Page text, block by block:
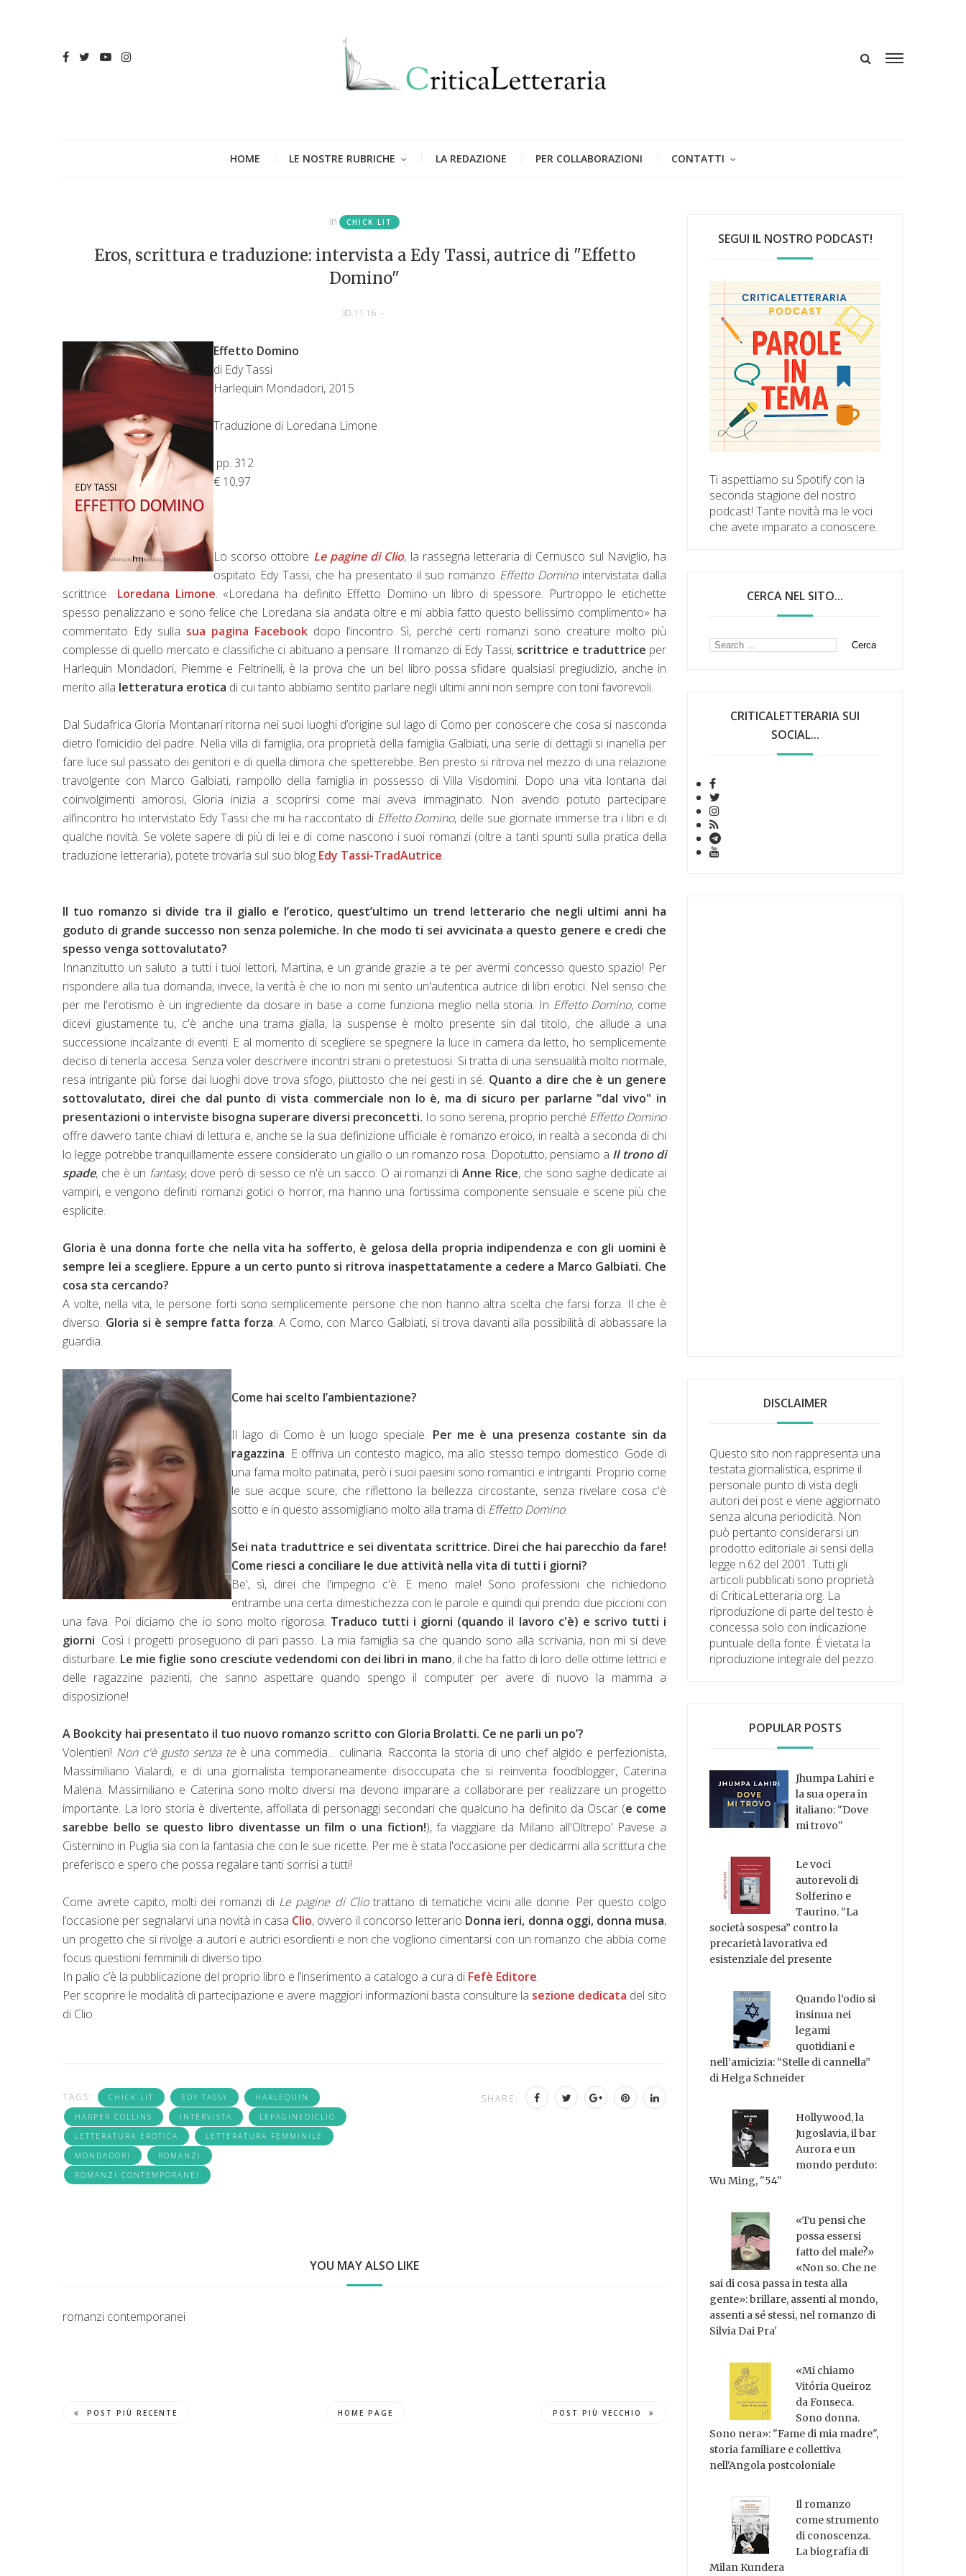
HOME LE NOSTRE RUBRICHE LA REDAZIONE PER COLLABORAZIONI CONTATTI
in CHICK LIT
Eros, scrittura e traduzione: intervista a Edy Tassi, autrice di "Effetto
Domino"
30.11.16 -
Effetto Domino
di Edy Tassi
Harlequin Mondadori, 2015
Traduzione di Loredana Limone
pp. 312
€ 10,97
Lo scorso ottobre Le pagine di Clio, la rassegna letteraria di Cernusco sul Naviglio, ha
ospitato Edy Tassi, che ha presentato il suo romanzo Effetto Dominointervistata dalla
scrittrice Loredana Limone. «Loredana ha definito Effetto Domino un libro di spessore. Purtroppo le etichette
spesso penalizzano e sono felice che Loredana sia andata oltre e mi abbia fatto questo bellissimo complimento» ha
commentato Edy sulla sua pagina Facebookdopo l’incontro. Sì, perché certi romanzi sono creature molto più
complesse di quello mercato e classifiche ci abituano a pensare. Il romanzo di Edy Tassi, scrittrice e traduttrice per
Harlequin Mondadori, Piemme e Feltrinelli, è la prova che un bel libro possa sfidare qualsiasi pregiudizio, anche in
merito alla letteratura erotica di cui tanto abbiamo sentito parlare negli ultimi anni non sempre con toni favorevoli.
Dal Sudafrica Gloria Montanari ritorna nei suoi luoghi d’origine sul lago di Como per conoscere che cosa si nasconda
dietro l’omicidio del padre. Nella villa di famiglia, ora proprietà della famiglia Galbiati, una serie di dettagli si inanella per
fare luce sul passato dei genitori e di quella dimora che spetterebbe. Ben presto si ritrova nel mezzo di una relazione
travolgente con Marco Galbiati, rampollo della famiglia in possesso di Villa Visdomini. Dopo una vita lontana dai
coinvolgimenti amorosi, Gloria inizia a scoprirsi come mai aveva immaginato. Non avendo potuto partecipare
all’incontro ho intervistato Edy Tassi che mi ha raccontato di Effetto Domino, delle sue giornate immerse tra i libri e di
qualche novità. Se volete sapere di più di lei e di come nascono i suoi romanzi (oltre a tanti spunti sulla pratica della
traduzione letteraria), potete trovarla sul suo blog Edy Tassi-TradAutrice.
Il tuo romanzo si divide tra il giallo e l’erotico, quest’ultimo un trend letterario che negli ultimi anni ha
goduto di grande successo non senza polemiche. In che modo ti sei avvicinata a questo genere e credi che
spesso venga sottovalutato?
Innanzitutto un saluto a tutti i tuoi lettori, Martina, e un grande grazie a te per avermi concesso questo spazio! Per
rispondere alla tua domanda, invece, la verità è che io non mi sento un'autentica autrice di libri erotici. Nel senso che
per me l'erotismo è un ingrediente da dosare in base a come funziona meglio nella storia. In Effetto Domino, come
dicevi giustamente tu, c'è anche una trama gialla, la suspense è molto presente sin dal titolo, che allude a una
successione incalzante di eventi. E al momento di scegliere se spegnere la luce in camera da letto, ho semplicemente
deciso di tenerla accesa. Senza voler descrivere incontri strani o pretestuosi. Si tratta di una sensualità molto normale,
resa intrigante più forse dai luoghi dove trova sfogo, piuttosto che nei gesti in sé. Quanto a dire che è un genere
sottovalutato, direi che dal punto di vista commerciale non lo è, ma di sicuro per parlarne "dal vivo" in
presentazioni o interviste bisogna superare diversi preconcetti. Io sono serena, proprio perché Effetto Domino
offre davvero tante chiavi di lettura e, anche se la sua definizione ufficiale è romanzo eroico, in realtà a seconda di chi
lo legge potrebbe tranquillamente essere considerato un giallo o un romanzo rosa. Dopotutto, pensiamo a Il trono di
spade, che è un fantasy, dove però di sesso ce n'è un sacco. O ai romanzi diAnne Rice, che sono saghe dedicate ai
vampiri, e vengono definiti romanzi gotici o horror, ma hanno una fortissima componente sensuale e scene più che
esplicite.
Gloria è una donna forte che nella vita ha sofferto, è gelosa della propria indipendenza e con gli uomini è
sempre lei a scegliere. Eppure a un certo punto si ritrova inaspettatamente a cedere a Marco Galbiati. Che
cosa sta cercando?
A volte, nella vita, le persone forti sono semplicemente persone che non hanno altra scelta che farsi forza. Il che è
diverso. Gloria si è sempre fatta forza. A Como, con Marco Galbiati, si trova davanti alla possibilità di abbassare la
guardia.
Come hai scelto l’ambientazione?
Il lago di Como è un luogo speciale. Per me è una presenza costante sin da
ragazzina. E offriva un contesto magico, ma allo stesso tempo domestico. Gode di
una fama molto patinata, però i suoi paesini sono romantici e intriganti. Proprio come
le sue acque scure, che riflettono la bellezza circostante, senza rivelare cosa c'è
sotto e in questo assomigliano molto alla trama di Effetto Domino.
Sei nata traduttrice e sei diventata scrittrice. Direi che hai parecchio da fare!
Come riesci a conciliare le due attività nella vita di tutti i giorni?
Be', sì, direi che l'impegno c'è. E meno male! Sono professioni che richiedono
entrambe una certa dimestichezza con le parole e quindi qui prendo due piccioni con
una fava. Poi diciamo che io sono molto rigorosa. Traduco tutti i giorni (quando il lavoro c'è) e scrivo tutti i
giorni. Così i progetti proseguono di pari passo. La mia famiglia sa che quando sono alla scrivania, non mi si deve
disturbare. Le mie figlie sono cresciute vedendomi con dei libri in mano, il che ha fatto di loro delle ottime lettrici e
delle ragazzine pazienti, che sanno aspettare quando spengo il computer per avere di nuovo la mamma a
disposizione!
A Bookcity hai presentato il tuo nuovo romanzo scritto con Gloria Brolatti. Ce ne parli un po’?
Volentieri! Non c'è gusto senza teè una commedia... culinaria. Racconta la storia di uno chef algido e perfezionista,
Massimiliano Vialardi, e di una giornalista temporaneamente disoccupata che si reinventa foodblogger, Caterina
Malena. Massimiliano e Caterina sono molto diversi ma devono imparare a collaborare per realizzare un progetto
importante. La loro storia è divertente, affollata di personaggi secondari che qualcuno ha definito da Oscar (e come
sarebbe bello se questo libro diventasse un film o una fiction!), fa viaggiare da Milano all'Oltrepo' Pavese a
Cisternino in Puglia sia con la fantasia che con le sue ricette. Per me è stata l'occasione per dedicarmi alla scrittura che
preferisco e spero che possa regalare tanti sorrisi a tutti!
Come avrete capito, molti dei romanzi di Le pagine di Cliotrattano di tematiche vicini alle donne. Per questo colgo
l’occasione per segnalarvi una novità in casa Clio, ovvero il concorso letterario Donna ieri, donna oggi, donna musa,
un progetto che si rivolge a autori e autrici esordienti e non che vogliono cimentarsi con un romanzo che abbia come
focus questioni femminili di diverso tipo.
In palio c’è la pubblicazione del proprio libro e l’inserimento a catalogo a cura di Fefè Editore.
Per scoprire le modalità di partecipazione e avere maggiori informazioni basta consulture la sezione dedicata del sito
di Clio.
TAGS: CHICK LIT EDY TASSY
HARLEQUIN
HARPER COLLINS
INTERVISTA
LEPAGINEDICLIO
LETTERATURA EROTICA
LETTERATURA FEMMINILE
MONDADORI
ROMANZI
ROMANZI CONTEMPORANEI
SHARE:
YOU MAY ALSO LIKE
romanzi contemporanei
POST PIÙ RECENTE HOME PAGE POST PIÙ VECCHIO
SEGUI IL NOSTRO PODCAST!
Ti aspettiamo su Spotify con la
seconda stagione del nostro
podcast! Tante novità ma le voci
che avete imparato a conoscere.
CERCA NEL SITO...
CRITICALETTERARIA SUI
SOCIAL...
DISCLAIMER
Questo sito non rappresenta una
testata giornalistica, esprime il
personale punto di vista degli
autori dei post e viene aggiornato
senza alcuna periodicità. Non
può pertanto considerarsi un
prodotto editoriale ai sensi della
legge n.62 del 2001. Tutti gli
articoli pubblicati sono proprietà
di CriticaLetteraria.org. La
riproduzione di parte del testo è
concessa solo con indicazione
puntuale della fonte. È vietata la
riproduzione integrale del pezzo.
POPULAR POSTS
Jhumpa Lahiri e
la sua opera in
italiano: "Dove
mi trovo"
Le voci
autorevoli di
Solferino e
Taurino. “La
società sospesa” contro la
precarietà lavorativa ed
esistenziale del presente
Quando l’odio si
insinua nei
legami
quotidiani e
nell’amicizia: “Stelle di cannella”
di Helga Schneider
Hollywood, la
Jugoslavia, il bar
Aurora e un
mondo perduto:
Wu Ming, "54"
«Tu pensi che
possa essersi
fatto del male?»
«Non so. Che ne
sai di cosa passa in testa alla
gente»: brillare, assenti al mondo,
assenti a sé stessi, nel romanzo di
Silvia Dai Pra'
«Mi chiamo
Vitória Queiroz
da Fonseca.
Sono donna.
Sono nera»: "Fame di mia madre",
storia familiare e collettiva
nell'Angola postcoloniale
Il romanzo
come strumento
di conoscenza.
La biografia di
Milan Kundera